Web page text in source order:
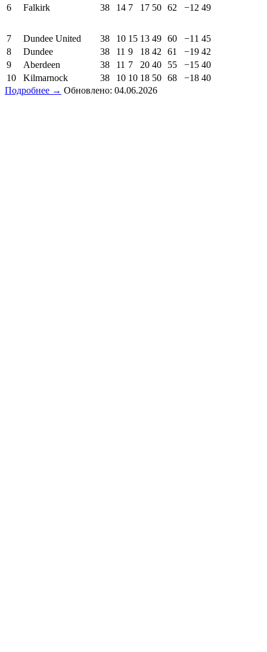
6
Falkirk 38 14 7 17 50 62 −12 49
7 Dundee United 38 10 15 13 49 60 −11 45
8
Dundee 38 11 9 18 42 61 −19 42
9
Aberdeen 38 11 7 20 40 55 −15 40
10
Kilmarnock 38 10 10 18 50 68 −18 40
Подробнее → Обновлено: 04.06.2026